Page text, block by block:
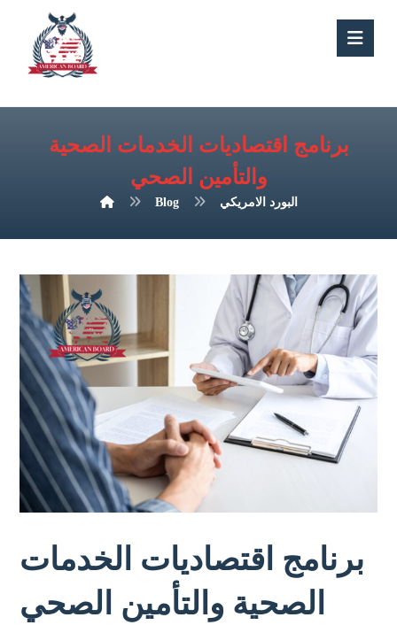
برنامج اقتصاديات الخدمات الصحية
والتأمين الصحي
Blog البورد الامريكي
برنامج اقتصاديات الخدمات
الصحية والتأمين الصحي